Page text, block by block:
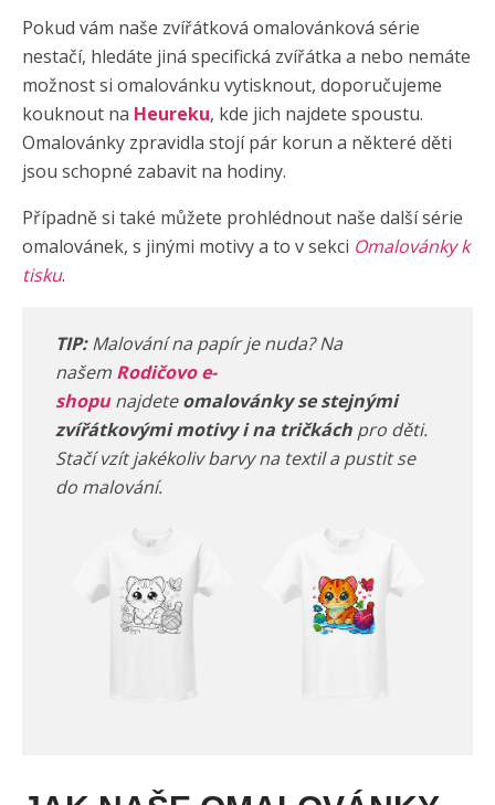
Pokud vám naše zvířátková omalovánková série
nestačí, hledáte jiná specifická zvířátka a nebo nemáte
možnost si omalovánku vytisknout, doporučujeme
kouknout na Heureku, kde jich najdete spoustu.
Omalovánky zpravidla stojí pár korun a některé děti
jsou schopné zabavit na hodiny.
Případně si také můžete prohlédnout naše další série
omalovánek, s jinými motivy a to v sekci Omalovánky k
tisku.
TIP:Malování na papír je nuda? Na
našem Rodičovo e-
shopunajdeteomalovánky se stejnými
zvířátkovými motivy i na tričkách pro děti.
Stačí vzít jakékoliv barvy na textil a pustit se
do malování.